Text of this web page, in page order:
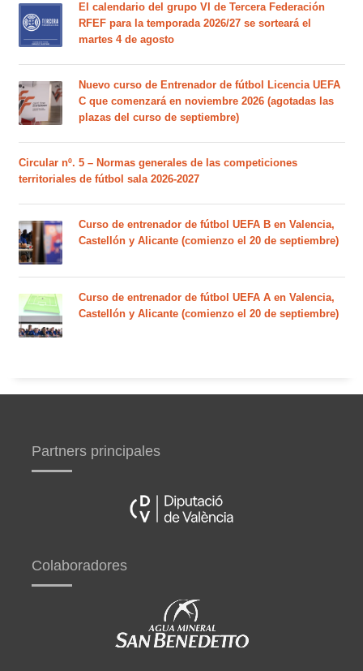
El calendario del grupo VI de Tercera Federación
RFEF para la temporada 2026/27 se sorteará el
martes 4 de agosto
Nuevo curso de Entrenador de fútbol Licencia UEFA
C que comenzará en noviembre 2026 (agotadas las
plazas del curso de septiembre)
Circular nº. 5 – Normas generales de las competiciones
territoriales de fútbol sala 2026-2027
Curso de entrenador de fútbol UEFA B en Valencia,
Castellón y Alicante (comienzo el 20 de septiembre)
Curso de entrenador de fútbol UEFA A en Valencia,
Castellón y Alicante (comienzo el 20 de septiembre)
Partners principales
Colaboradores